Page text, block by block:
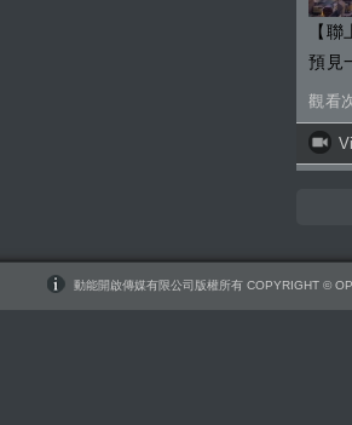
【
預見
觀看
動能開啟傳媒有限公司版權所有 COPYRIGHT ©